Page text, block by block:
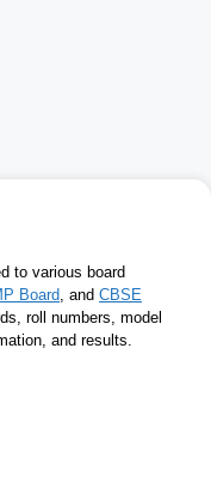
to various board
Board , and CBSE
roll numbers, model
and results.